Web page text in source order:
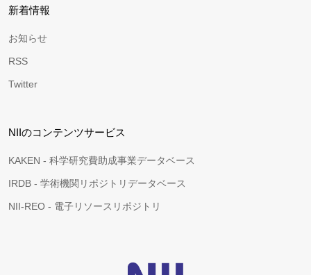
新着情報
お知らせ
RSS
Twitter
NIIのコンテンツサービス
KAKEN - 科学研究費助成事業データベース
IRDB - 学術機関リポジトリデータベース
NII-REO - 電子リソースリポジトリ